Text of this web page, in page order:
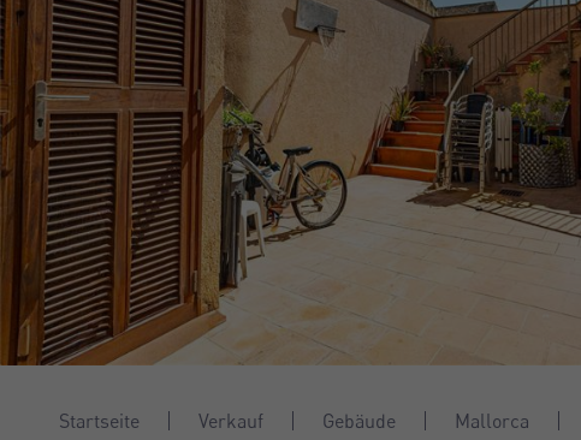
Startseite Verkauf Gebäude Mallorca